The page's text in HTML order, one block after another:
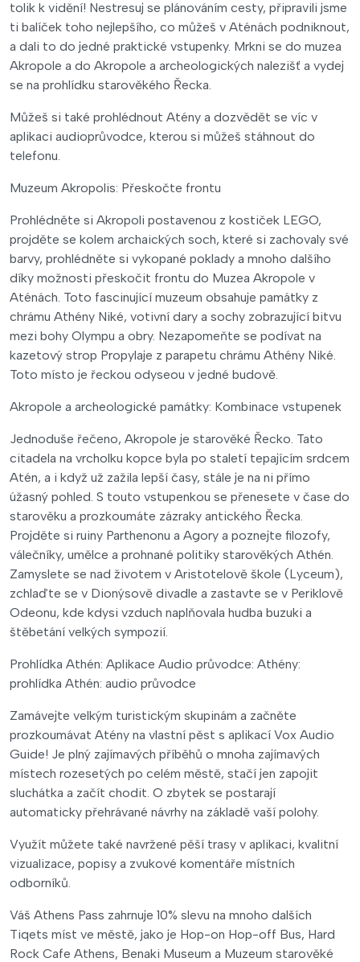
tolik k vidění! Nestresuj se plánováním cesty, připravili jsme
ti balíček toho nejlepšího, co můžeš v Aténách podniknout,
a dali to do jedné praktické vstupenky. Mrkni se do muzea
Akropole a do Akropole a archeologických nalezišť a vydej
se na prohlídku starověkého Řecka.
Můžeš si také prohlédnout Atény a dozvědět se víc v
aplikaci audioprůvodce, kterou si můžeš stáhnout do
telefonu.
Muzeum Akropolis: Přeskočte frontu
Prohlédněte si Akropoli postavenou z kostiček LEGO,
projděte se kolem archaických soch, které si zachovaly své
barvy, prohlédněte si vykopané poklady a mnoho dalšího
díky možnosti přeskočit frontu do Muzea Akropole v
Aténách. Toto fascinující muzeum obsahuje památky z
chrámu Athény Niké, votivní dary a sochy zobrazující bitvu
mezi bohy Olympu a obry. Nezapomeňte se podívat na
kazetový strop Propylaje z parapetu chrámu Athény Niké.
Toto místo je řeckou odyseou v jedné budově.
Akropole a archeologické památky: Kombinace vstupenek
Jednoduše řečeno, Akropole je starověké Řecko. Tato
citadela na vrcholku kopce byla po staletí tepajícím srdcem
Atén, a i když už zažila lepší časy, stále je na ni přímo
úžasný pohled. S touto vstupenkou se přenesete v čase do
starověku a prozkoumáte zázraky antického Řecka.
Projděte si ruiny Parthenonu a Agory a poznejte filozofy,
válečníky, umělce a prohnané politiky starověkých Athén.
Zamyslete se nad životem v Aristotelově škole (Lyceum),
zchlaďte se v Dionýsově divadle a zastavte se v Periklově
Odeonu, kde kdysi vzduch naplňovala hudba buzuki a
štěbetání velkých sympozií.
Prohlídka Athén: Aplikace Audio průvodce: Athény:
prohlídka Athén: audio průvodce
Zamávejte velkým turistickým skupinám a začněte
prozkoumávat Atény na vlastní pěst s aplikací Vox Audio
Guide! Je plný zajímavých příběhů o mnoha zajímavých
místech rozesetých po celém městě, stačí jen zapojit
sluchátka a začít chodit. O zbytek se postarají
automaticky přehrávané návrhy na základě vaší polohy.
Využít můžete také navržené pěší trasy v aplikaci, kvalitní
vizualizace, popisy a zvukové komentáře místních
odborníků.
Váš Athens Pass zahrnuje 10% slevu na mnoho dalších
Tiqets míst ve městě, jako je Hop-on Hop-off Bus, Hard
Rock Cafe Athens, Benaki Museum a Muzeum starověké